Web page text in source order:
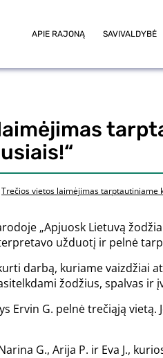
APIE RAJONĄ SAVIVALDYBĖ
Trečios vietos laimėjimas tarptautiniame
„Apjuosk Lietuvą
užduotį ir pelnė
darbą, kuriame vaizdžiai
žodžius, spalvas ir
Ervin G. pelnė trečiąją
G., Arija P. ir Eva J.,